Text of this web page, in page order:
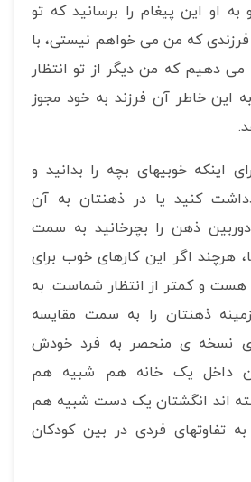
او این پیغام را برسانید که تو
که من می خواهم نیستی، با
می دهیم که من دیگر از تو انتظار
این خاطر آن فرزند به خود مجوز
اینکه خوبیهای بچه را بدانید و
کنید یا در ذهنتان به آن
دوربین ذهن را بچرخانید به سمت
هرچند اگر این کارهای خوب برای
هست و کمتر از انتظار شماست. به
ذهنتان را به سمت مقایسه
نسخه ی منحصر به فرد خودش
داخل یک خانه هم شبیه هم
اند انگشتان یک دست شبیه هم
تفاوتهای فردی در بین کودکان